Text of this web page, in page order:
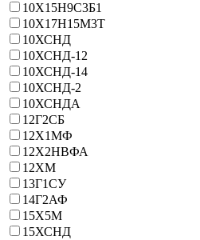
10Х15Н9С3Б1
10Х17Н15М3Т
10ХСНД
10ХСНД-12
10ХСНД-14
10ХСНД-2
10ХСНДА
12Г2СБ
12Х1МФ
12Х2НВФА
12ХМ
13Г1СУ
14Г2АФ
15Х5М
15ХСНД